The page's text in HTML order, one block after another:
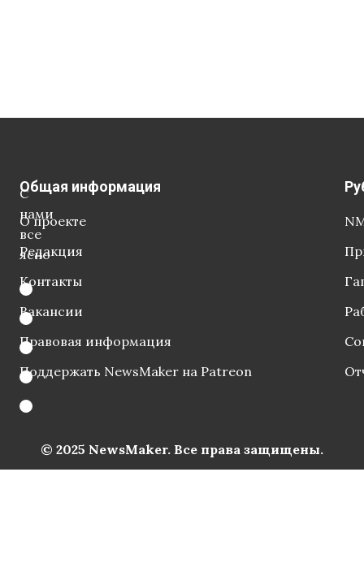
С
нами
все
ясно
Общая информация
О проекте
Редакция
Контакты
Вакансии
Правовая информация
Поддержать NewsMaker на Patreon
© 2025 NewsMaker. Все права защищены.